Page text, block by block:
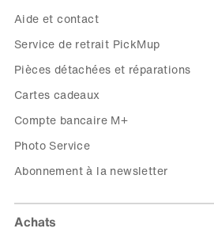
Aide et contact
Service de retrait PickMup
Pièces détachées et réparations
Cartes cadeaux
Compte bancaire M+
Photo Service
Abonnement à la newsletter
Achats